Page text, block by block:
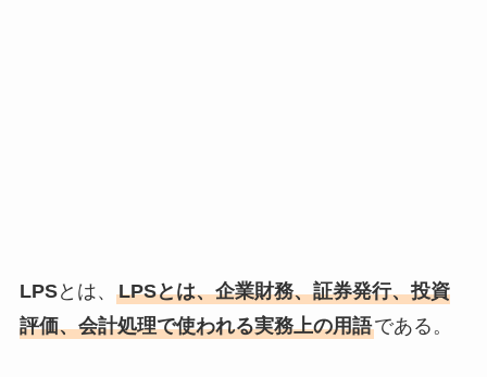
LPSとは、 LPSとは、企業財務、証券発行、投資
評価、会計処理で使われる実務上の用語である。